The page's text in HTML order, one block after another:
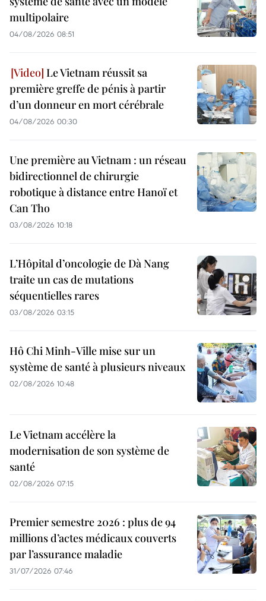
multipolaire
04/08/2026 08:51
Le Vietnam réussit sa
première greffe de pénis à partir
d’un donneur en mort cérébrale
04/08/2026 00:30
Une première au Vietnam : un réseau
bidirectionnel de chirurgie
robotique à distance entre Hanoï et
Can Tho
03/08/2026 10:18
L’Hôpital d’oncologie de Dà Nang
traite un cas de mutations
séquentielles rares
03/08/2026 03:15
Hô Chi Minh-Ville mise sur un
système de santé à plusieurs niveaux
02/08/2026 10:48
Le Vietnam accélère la
modernisation de son système de
santé
02/08/2026 07:15
Premier semestre 2026 : plus de 94
millions d’actes médicaux couverts
par l’assurance maladie
31/07/2026 07:46